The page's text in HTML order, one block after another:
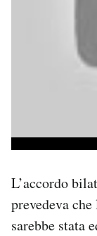
L’accordo
prevedeva
sarebbe stata